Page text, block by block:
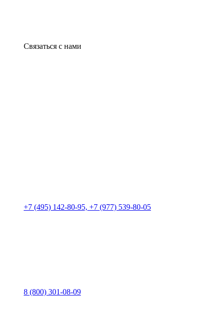
Связаться с нами
+7 (495) 142-80-95, +7 (977) 539-80-05
8 (800) 301-08-09